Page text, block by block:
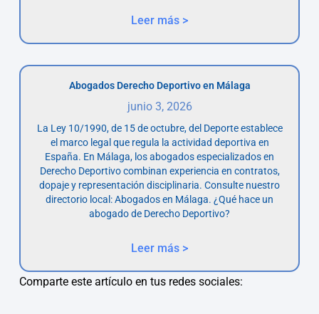
Leer más >
Abogados Derecho Deportivo en Málaga
junio 3, 2026
La Ley 10/1990, de 15 de octubre, del Deporte establece
el marco legal que regula la actividad deportiva en
España. En Málaga, los abogados especializados en
Derecho Deportivo combinan experiencia en contratos,
dopaje y representación disciplinaria. Consulte nuestro
directorio local: Abogados en Málaga. ¿Qué hace un
abogado de Derecho Deportivo?
Leer más >
Comparte este artículo en tus redes sociales: